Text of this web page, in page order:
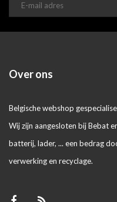
Over ons
Belgische webshop
Wij zijn aangesloten bij Bebat
batterij, lader, ... een bedrag
verwerking en recyclage.